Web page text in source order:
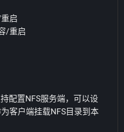
启
/重启
配置NFS服务端，可以设
客户端挂载NFS目录到本